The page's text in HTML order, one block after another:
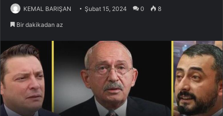
KEMAL BARIŞAN Şubat 15, 2024 0 8
Bir dakikadan az